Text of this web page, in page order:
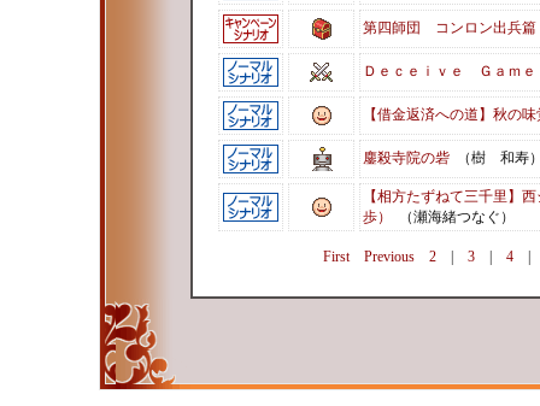
第四師団 コンロン出兵篇
Ｄｅｃｅｉｖｅ Ｇａｍｅ
【借金返済への道】秋の
鏖殺寺院の砦 （樹 和寿
【相方たずねて三千里】
歩）
（瀬海緒つなぐ）
First Previous 2| 3| 4